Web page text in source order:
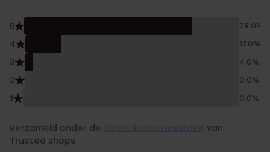
5 78.0%
4 17.0%
3 4.0%
2 0.0%
1 0.0%
Verzameld onder de
van
Trusted shops